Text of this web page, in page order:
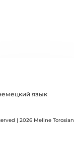
язык
| 2026 Meline Torosian